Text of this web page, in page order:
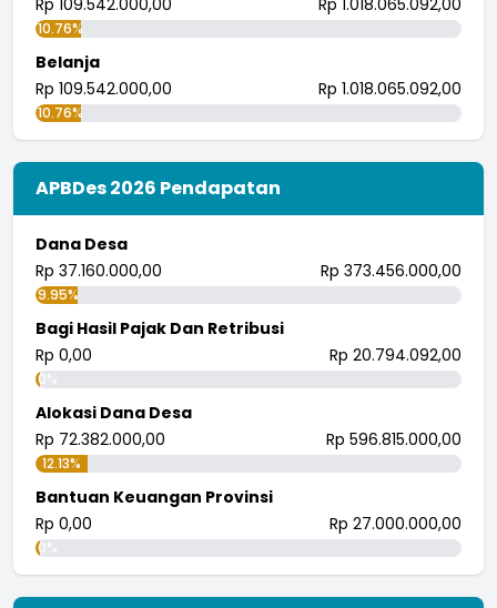
10.76%
Belanja
Rp 109.542.000,00
Rp 1.018.065.092,00
10.76%
APBDes 2026 Pendapatan
Dana Desa
Rp 37.160.000,00
Rp 373.456.000,00
9.95%
Bagi Hasil Pajak Dan Retribusi
Rp 0,00
Rp 20.794.092,00
0%
Alokasi Dana Desa
Rp 72.382.000,00
Rp 596.815.000,00
12.13%
Bantuan Keuangan Provinsi
Rp 0,00
Rp 27.000.000,00
0%